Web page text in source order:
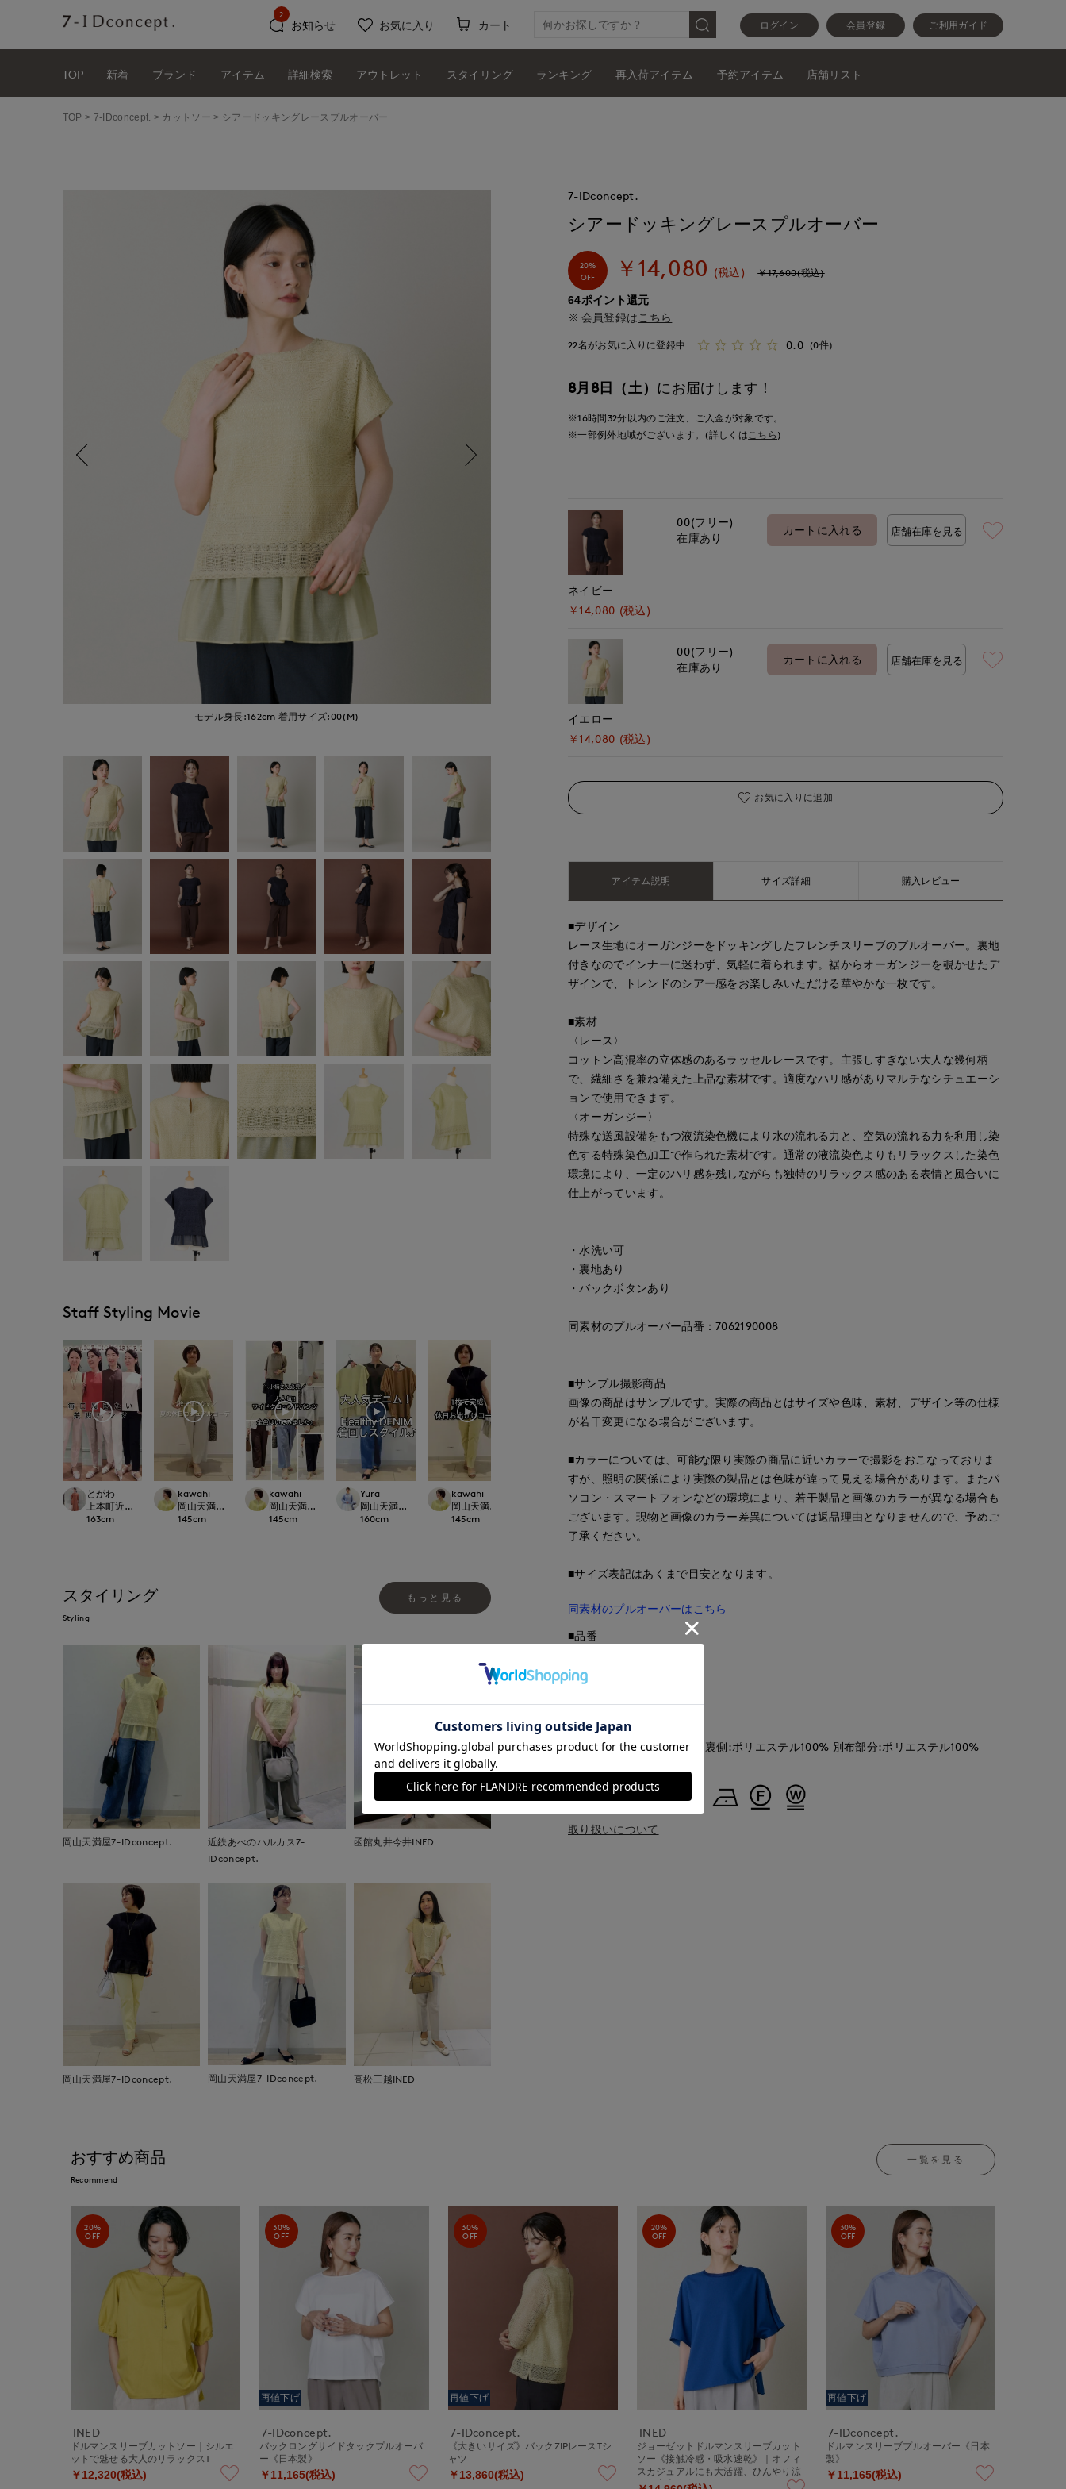
ログイン 会員登録 ご利用ガイド
お知らせ
2
お気に入り カート
TOP 新着 ブランド アイテム 詳細検索 アウトレット スタイリング ランキング 再入荷アイテム 予約アイテム 店舗リスト
TOP 7-IDconcept. カットソー シアードッキングレースプルオーバー
モデル身長:162cm 着用サイズ:00(M)
Staff Styling Movie
とがわ
上本町近鉄SUPERIORCLOSET
163cm
kawahi
岡山天満屋7-IDconcept.
145cm
kawahi
岡山天満屋7-IDconcept.
145cm
Yura
岡山天満屋7-IDconcept.
160cm
kawahi
岡山天満屋7-IDconcept.
145cm
岡山天満屋7-IDconcept.
cm
na
梅田大丸INED
158cm
onda
新潟伊勢丹7-IDconcept.
167cm
とがわ
上本町近鉄SUPERIORCLOSET
163cm
onda
新潟伊勢丹7-IDconcept.
167cm
スタイリング
Styling
もっと見る
岡山天満屋7-IDconcept.
近鉄あべのハルカス7-
IDconcept.
函館丸井今井INED
岡山天満屋7-IDconcept. 岡山天満屋7-IDconcept. 高松三越INED
7-IDconcept.
シアードッキングレースプルオーバー
20%
OFF
￥14,080 (税込) ￥17,600(税込)
64ポイント還元
会員登録は こちら
22名がお気に入りに登録中 0.0 (0件)
8月8日（土） にお届けします！
※16時間32分以内のご注文、ご入金が対象です。
※一部例外地域がございます。(詳しくはこちら )
ネイビー
￥14,080 (税込)
00(フリー)
在庫あり
カートに入れる 店舗在庫を見る
イエロー
￥14,080 (税込)
00(フリー)
在庫あり
カートに入れる 店舗在庫を見る
お気に入りに追加
アイテム説明 サイズ詳細 購入レビュー
■デザイン
レース生地にオーガンジーをドッキングしたフレンチスリーブのプルオーバー。裏地
付きなのでインナーに迷わず、気軽に着られます。裾からオーガンジーを覗かせたデ
ザインで、トレンドのシアー感をお楽しみいただける華やかな一枚です。
■素材
〈レース〉
コットン高混率の立体感のあるラッセルレースです。主張しすぎない大人な幾何柄
で、繊細さを兼ね備えた上品な素材です。適度なハリ感がありマルチなシチュエーシ
ョンで使用できます。
〈オーガンジー〉
特殊な送風設備をもつ液流染色機により水の流れる力と、空気の流れる力を利用し染
色する特殊染色加工で作られた素材です。通常の液流染色よりもリラックスした染色
環境により、一定のハリ感を残しながらも独特のリラックス感のある表情と風合いに
仕上がっています。
・水洗い可
・裏地あり
・バックボタンあり
同素材のプルオーバー品番：7062190008
■サンプル撮影商品
画像の商品はサンプルです。実際の商品とはサイズや色味、素材、デザイン等の仕様
が若干変更になる場合がございます。
■カラーについては、可能な限り実際の商品に近いカラーで撮影をおこなっておりま
すが、照明の関係により実際の製品とは色味が違って見える場合があります。またパ
ソコン・スマートフォンなどの環境により、若干製品と画像のカラーが異なる場合も
ございます。現物と画像のカラー差異については返品理由となりませんので、予めご
了承ください。
■サイズ表記はあくまで目安となります。
同素材のプルオーバーはこちら
■品番
■原産国
■クオリティ
表側:綿58% ナイロン42% 裏側:ポリエステル100% 別布部分:ポリエステル100%
■取扱い方法
取り扱いについて
おすすめ商品
Recommend
一覧を見る
20%
OFF
INED
ドルマンスリーブカットソー｜シルエ
ットで魅せる大人のリラックスT
￥12,320(税込)
30%
OFF
再値下げ
7-IDconcept.
バックロングサイドタックプルオーバ
ー《日本製》
￥11,165(税込)
30%
OFF
再値下げ
7-IDconcept.
《大きいサイズ》バックZIPレースTシ
ャツ
￥13,860(税込)
20%
OFF
INED
ジョーゼットドルマンスリーブカット
ソー《接触冷感・吸水速乾》｜オフィ
スカジュアルにも大活躍、ひんやり涼
しい大人のイージーケアカットソー
30%
OFF
再値下げ
7-IDconcept.
ドルマンスリーブプルオーバー《日本
製》
￥11,165(税込)